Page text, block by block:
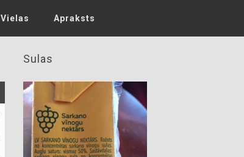
Vielas Apraksts
Sulas